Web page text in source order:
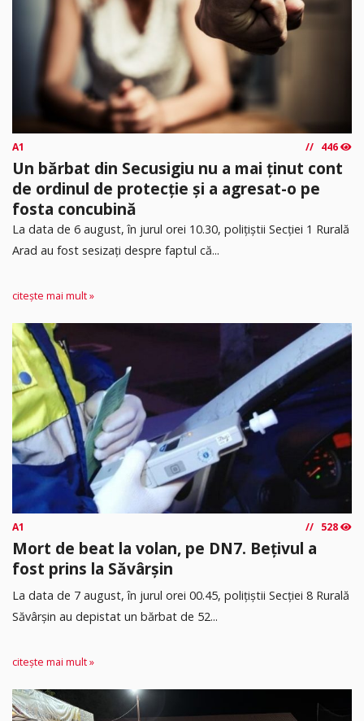
A1 446
Un bărbat din Secusigiu nu a mai ținut cont
de ordinul de protecție și a agresat-o pe
fosta concubină
​La data de 6 august, în jurul orei 10.30, polițiștii Secției 1 Rurală
Arad au fost sesizați despre faptul că...
citește mai mult »
A1 528
Mort de beat la volan, pe DN7. Bețivul a
fost prins la Săvârșin
​La data de 7 august, în jurul orei 00.45, polițiștii Secției 8 Rurală
Săvârșin au depistat un bărbat de 52...
citește mai mult »